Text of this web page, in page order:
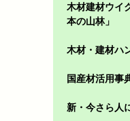
木材建材ウイ
本の山林」
木材・建材ハ
国産材活用事
新・今さら人